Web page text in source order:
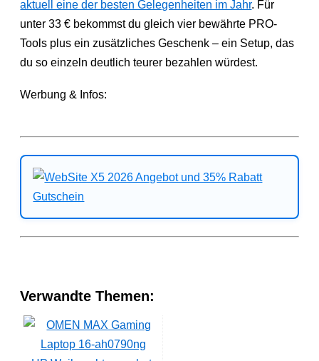
aktuell eine der besten Gelegenheiten im Jahr. Für
unter 33 € bekommst du gleich vier bewährte PRO-
Tools plus ein zusätzliches Geschenk – ein Setup, das
du so einzeln deutlich teurer bezahlen würdest.
Werbung & Infos:
Verwandte Themen: